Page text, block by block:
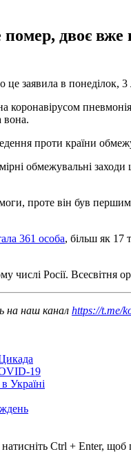
двоє
це заявила в
вона.
проти країни
обмежувальні заходи
проте він був
361 особа, більш як 17
Росії. Всесвітня
на наш канал https://t.me/
19
Україні
Ctrl + Enter,